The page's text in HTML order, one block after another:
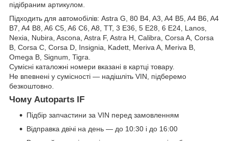
підібраним артикулом.
Підходить для автомобілів: Astra G, 80 B4, A3, A4 B5, A4 B6, A4
B7, A4 B8, A6 C5, A6 C6, A8, TT, 3 E36, 5 E28, 6 E24, Lanos,
Nexia, Nubira, Ascona, Astra F, Astra H, Calibra, Corsa A, Corsa
B, Corsa C, Corsa D, Insignia, Kadett, Meriva A, Meriva B,
Omega B, Signum, Tigra.
Сумісні каталожні номери вказані в картці товару.
Не впевнені у сумісності — надішліть VIN, підберемо
безкоштовно.
Чому Autoparts IF
Підбір запчастини за VIN перед замовленням
Відправка двічі на день — до 10:30 і до 16:00